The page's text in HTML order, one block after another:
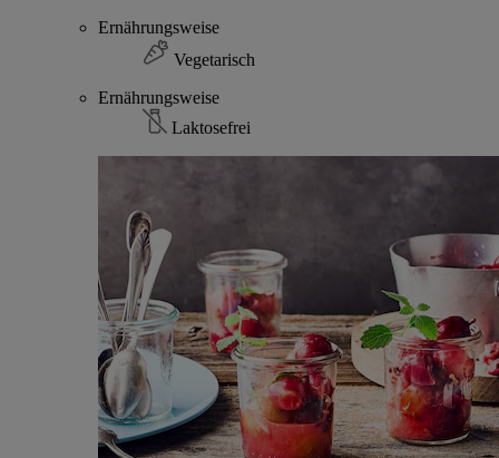
Ernährungsweise
Vegetarisch
Ernährungsweise
Laktosefrei